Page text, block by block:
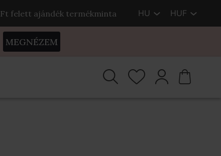
felett ajándék termékminta HU HUF
MEGNÉZEM